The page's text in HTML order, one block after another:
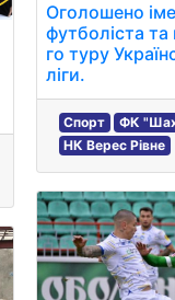
Оголошено
футболіста
го туру
ліги.
Спорт
ФК
НК Верес Рівне